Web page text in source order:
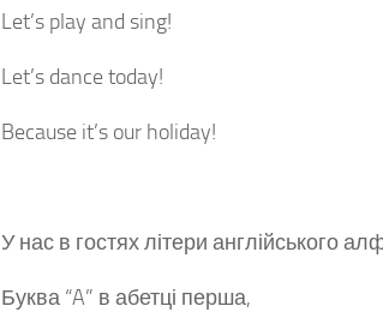
Let’s play and sing!
Let’s dance today!
Because it’s our holiday!
У нас в гостях літери англійського
Буква “A” в абетці перша,